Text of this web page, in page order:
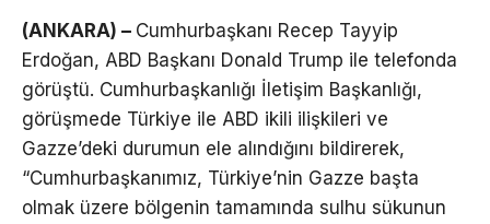
(ANKARA) – Cumhurbaşkanı Recep Tayyip
Erdoğan, ABD Başkanı Donald Trump ile telefonda
görüştü. Cumhurbaşkanlığı İletişim Başkanlığı,
görüşmede Türkiye ile ABD ikili ilişkileri ve
Gazze’deki durumun ele alındığını bildirerek,
“Cumhurbaşkanımız, Türkiye’nin Gazze başta
olmak üzere bölgenin tamamında sulhu sükunun